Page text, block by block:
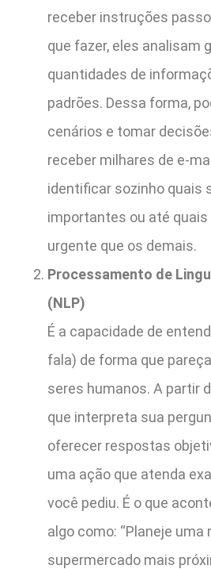
receber instruções
que fazer, eles analisam
quantidades de
padrões. Dessa forma,
cenários e tomar
receber milhares de e-
identificar sozinho quais
importantes ou até
urgente que os demais.
Processamento de
(NLP)
É a capacidade de
fala) de forma que
seres humanos. A partir
que interpreta sua
oferecer respostas
uma ação que atenda
você pediu. É o que
algo como: “Planeje uma
supermercado mais